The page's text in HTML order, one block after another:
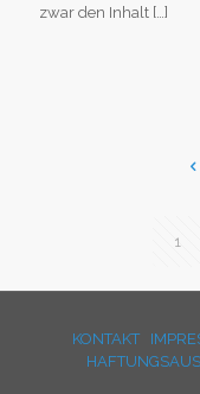
zwar den Inhalt […]
1
KONTAKT